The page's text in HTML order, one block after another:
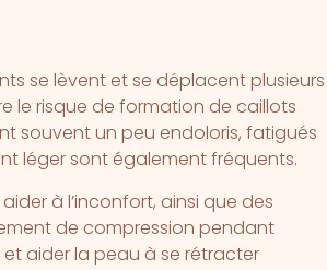
se lèvent et se déplacent plusieurs
le risque de formation de caillots
souvent un peu endoloris, fatigués
léger sont également fréquents.
à l’inconfort, ainsi que des
de compression pendant
aider la peau à se rétracter